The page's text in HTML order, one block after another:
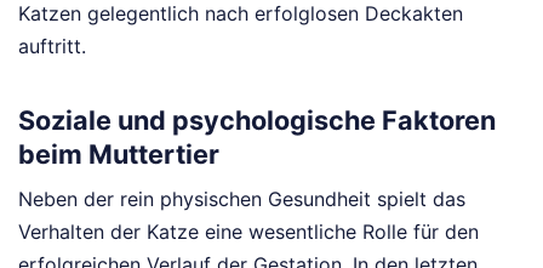
Katzen gelegentlich nach erfolglosen Deckakten
auftritt.
Soziale und psychologische Faktoren
beim Muttertier
Neben der rein physischen Gesundheit spielt das
Verhalten der Katze eine wesentliche Rolle für den